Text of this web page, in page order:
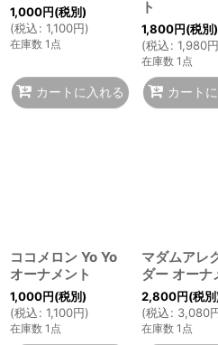
1,000円(税別)
(税込: 1,100円)
在庫数 1点
カートに入れる
ト
1,800円(税別)
(税込: 1,980円
在庫数 1点
カート
ココメロン Yo Yo
オーナメント
1,000円(税別)
(税込: 1,100円)
在庫数 1点
マダムアレ
ダー オーナ
2,800円(税
(税込: 3,080
在庫数 1点